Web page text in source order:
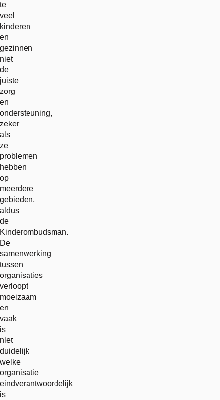
te
veel
kinderen
en
gezinnen
niet
de
juiste
zorg
en
ondersteuning,
zeker
als
ze
problemen
hebben
op
meerdere
gebieden,
aldus
de
Kinderombudsman.
De
samenwerking
tussen
organisaties
verloopt
moeizaam
en
vaak
is
niet
duidelijk
welke
organisatie
eindverantwoordelijk
is